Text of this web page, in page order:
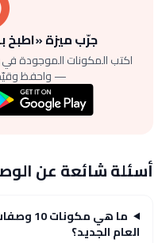
جرّب ميزة «اطبخ
اكتب المكونات الموجودة
— واحفظ
أسئلة شائعة عن
ما هي
العام الجديد؟